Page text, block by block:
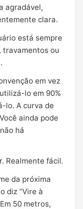
agradável,
clara.
está sempre
travamentos ou
em vez
lo em 90%
lo. A curva de
ainda pode
há
Realmente fácil.
da próxima
diz “Vire à
50 metros,